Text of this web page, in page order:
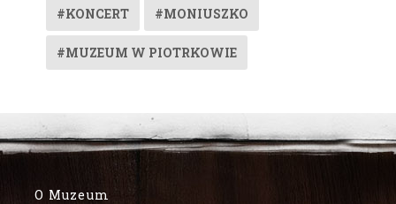
#KONCERT #MONIUSZKO
#MUZEUM W PIOTRKOWIE
O Muzeum